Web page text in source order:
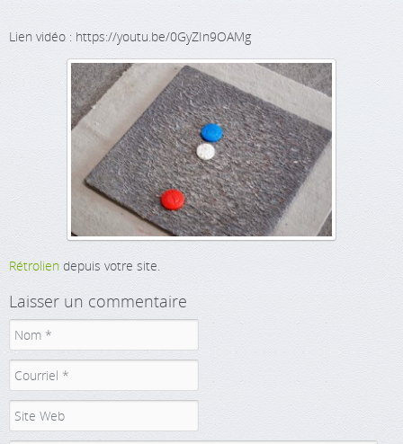
Lien vidéo : https://youtu.be/0GyZIn9OAMg
Rétroliendepuis votre site.
Laisser un commentaire